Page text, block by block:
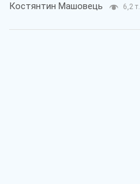
Костянтин Машовець 6,2 т.